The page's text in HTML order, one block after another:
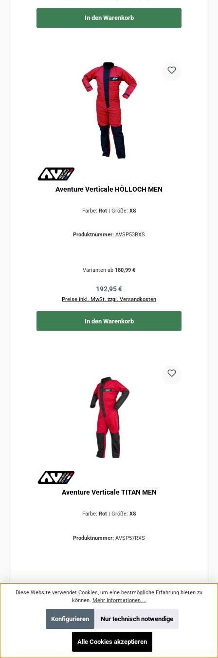
In den Warenkorb
Aventure Verticale HÖLLOCH MEN
Farbe: Rot | Größe: XS
Produktnummer: AVSP53RXS
Varianten ab 180,99 €
Regulärer Preis:
192,95 €
Preise inkl. MwSt. zzgl. Versandkosten
In den Warenkorb
Aventure Verticale TITAN MEN
Farbe: Rot Größe: XS
Produktnummer: AVSP57RXS
Regulärer Preis:
216,95 €
Preise inkl. MwSt. zzgl. Versandkosten
Diese Website verwendet Cookies, um eine bestmögliche Erfahrung bieten zu
können. Mehr Informationen ...
Nur technisch notwendige
Konfigurieren
Alle Cookies akzeptieren